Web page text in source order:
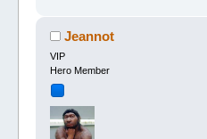
Jeannot
VIP
Hero Member